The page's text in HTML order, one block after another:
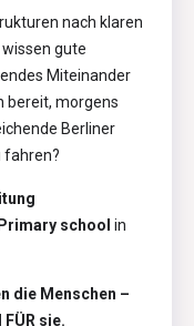
nach klaren
gute
Miteinander
bereit, morgens
Berliner
fahren?
Primary school in
die Menschen –
sie.